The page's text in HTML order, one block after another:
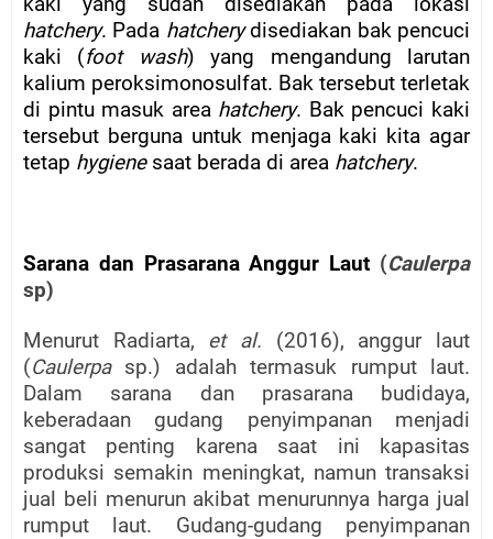
hatchery. Pada hatcherydisediakan bak pencuci
kaki (foot wash) yang mengandung larutan
kalium peroksimonosulfat. Bak tersebut terletak
di pintu masuk area hatchery. Bak pencuci kaki
tersebut berguna untuk menjaga kaki kita agar
tetap hygiene saat berada di area hatchery.
Sarana dan Prasarana Anggur Laut (Caulerpa
sp)
Menurut Radiarta, et al. (2016), anggur laut
(Caulerpa sp.) adalah termasuk rumput laut.
Dalam sarana dan prasarana budidaya,
keberadaan gudang penyimpanan menjadi
sangat penting karena saat ini kapasitas
produksi semakin meningkat, namun transaksi
jual beli menurun akibat menurunnya harga jual
rumput laut. Gudang-gudang penyimpanan